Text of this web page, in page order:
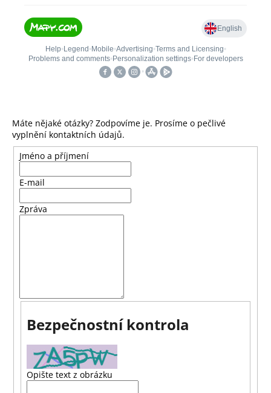
Máte nějaké otázky? Zodpovíme je. Prosíme o pečlivé
vyplnění kontaktních údajů.
Jméno a příjmení
E-mail
Zpráva
Bezpečnostní kontrola
Opište text z obrázku
-
ČÍSLICE
4
88
CM
105
Kč